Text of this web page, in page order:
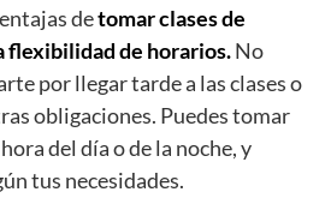
detomar clases de
flexibilidad de horarios.No
por llegar tarde a las clases o
obligaciones. Puedes tomar
del día o de la noche, y
tus necesidades.